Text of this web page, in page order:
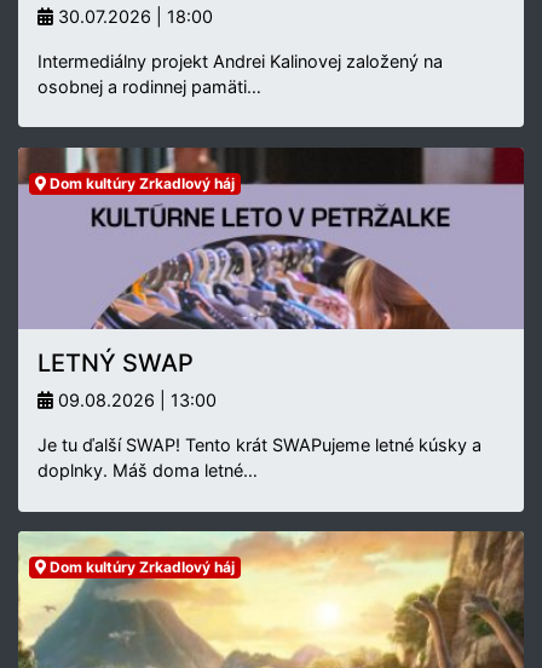
30.07.2026 | 18:00
Intermediálny projekt Andrei Kalinovej založený na
osobnej a rodinnej pamäti…
Dom kultúry Zrkadlový háj
LETNÝ SWAP
09.08.2026 | 13:00
Je tu ďalší SWAP! Tento krát SWAPujeme letné kúsky a
doplnky. Máš doma letné…
Dom kultúry Zrkadlový háj